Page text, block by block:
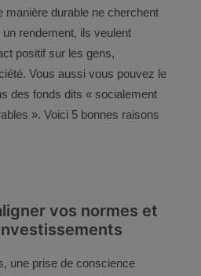
manière durable ne cherchent
rendement, ils veulent
positif sur les gens,
Vous aussi vous pouvez le
des fonds dits « socialement
». Voici 5 bonnes raisons
vos normes et
une prise de conscience